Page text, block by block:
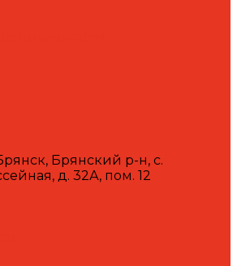
Брянский р-н, с.
д. 32А, пом. 12